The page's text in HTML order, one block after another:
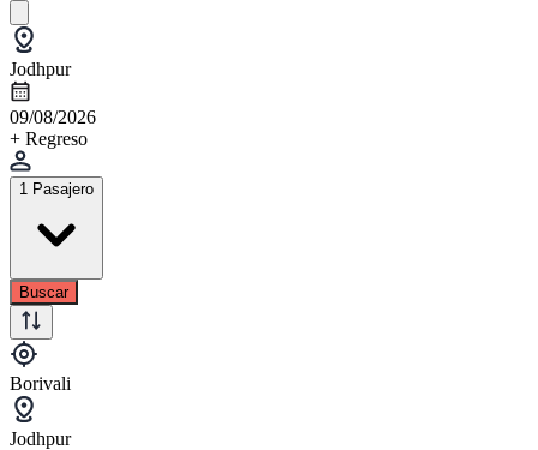
Jodhpur
09/08/2026
+ Regreso
1 Pasajero
Buscar
Borivali
Jodhpur